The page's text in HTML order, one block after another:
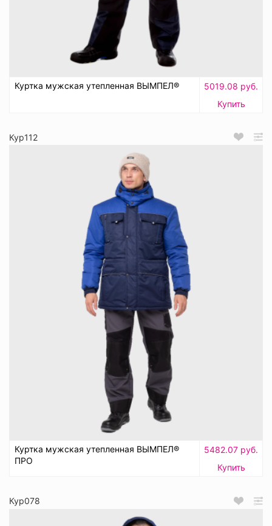
Куртка мужская утепленная ВЫМПЕЛ®
5019.08 руб.
Купить
Кур112
Куртка мужская утепленная ВЫМПЕЛ®
ПРО
5482.07 руб.
Купить
Кур078